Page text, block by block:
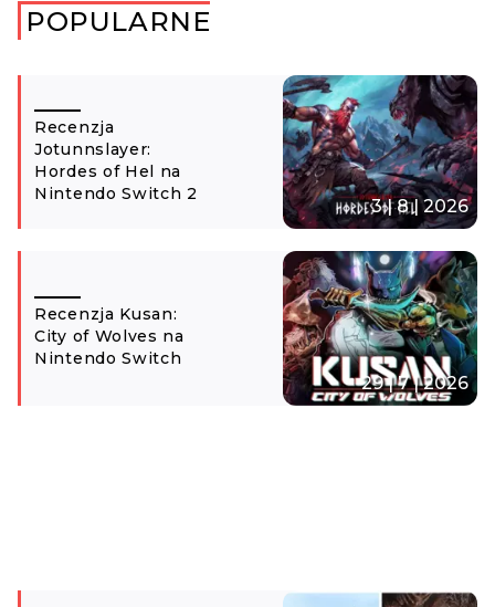
POPULARNE
Recenzja
Jotunnslayer:
Hordes of Hel na
Nintendo Switch 2
3 | 8 | 2026
Recenzja Kusan:
City of Wolves na
Nintendo Switch
29 | 7 | 2026